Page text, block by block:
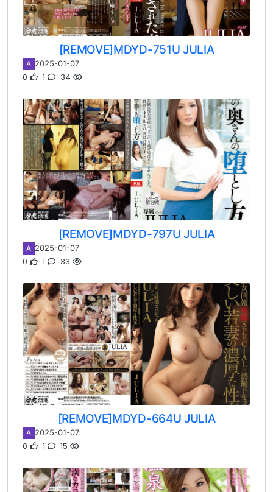
[REMOVE]MDYD-751U JULIA
A 2025-01-07
0 1 34
[REMOVE]MDYD-797U JULIA
A 2025-01-07
0 1 33
[REMOVE]MDYD-664U JULIA
A 2025-01-07
0 1 15